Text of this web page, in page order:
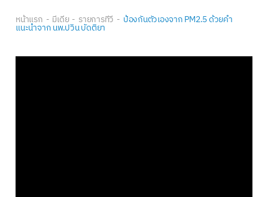
หน้าแรก มีเดีย รายการทีวี ป้องกันตัวเองจาก PM2.5 ด้วยคำ
แนะนำจาก นพ.ปวิน บัดติยา